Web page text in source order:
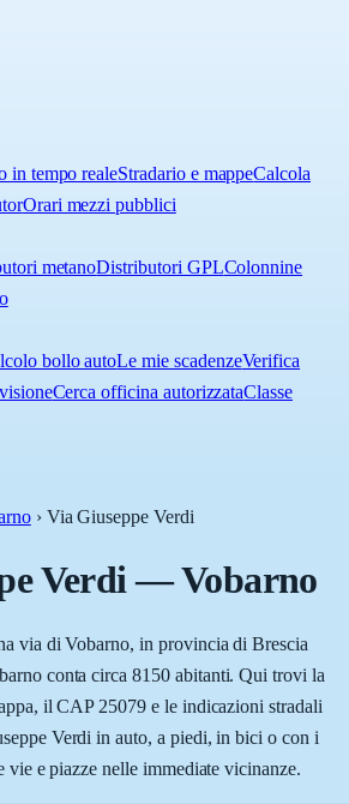
in tempo realeStradario e mappeCalcola
Orari mezzi pubblici
metanoDistributori GPLColonnine
bollo autoLe mie scadenzeVerifica
Cerca officina autorizzataClasse
› Via Giuseppe Verdi
Verdi—Vobarno
via di Vobarno, in provincia di Brescia
conta circa 8150 abitanti. Qui trovi la
il CAP 25079 e le indicazioni stradali
Verdi in auto, a piedi, in bici o con i
e piazze nelle immediate vicinanze.